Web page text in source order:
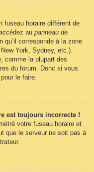
fuseau horaire différent de
au panneau de
corresponde à la zone
York, Sydney, etc.).
comme la plupart des
du forum. Donc si vous
le faire.
est toujours incorrecte !
votre fuseau horaire et
que le serveur ne soit pas à